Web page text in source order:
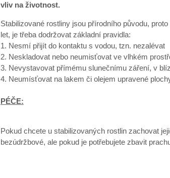
vliv na životnost.
Stabilizované rostliny jsou přírodního původu,
let, je třeba dodržovat základní pravidla:
1. Nesmí přijít do kontaktu s vodou, tzn. nezalévat
2. Neskladovat nebo neumisťovat ve vlhkém
3. Nevystavovat přímému slunečnímu záření, v
4. Neumísťovat na lakem či olejem upravené
PÉČE:
Pokud chcete u stabilizovaných rostlin zachovat
bezúdržbové, ale pokud je potřebujete zbavit